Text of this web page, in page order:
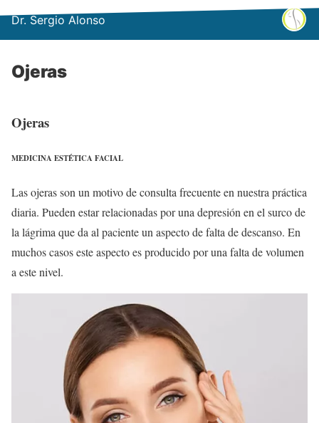
Dr. Sergio Alonso
Ojeras
Ojeras
MEDICINA ESTÉTICA FACIAL
Las ojeras son un motivo de consulta frecuente en nuestra práctica
diaria. Pueden estar relacionadas por una depresión en el surco de
la lágrima que da al paciente un aspecto de falta de descanso. En
muchos casos este aspecto es producido por una falta de volumen
a este nivel.